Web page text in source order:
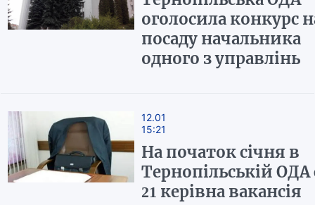
оголосила конкурс
посаду начальника
одного з управлінь
12.01
15:21
На початок січня в
Тернопільській ОДА
21 керівна вакансія